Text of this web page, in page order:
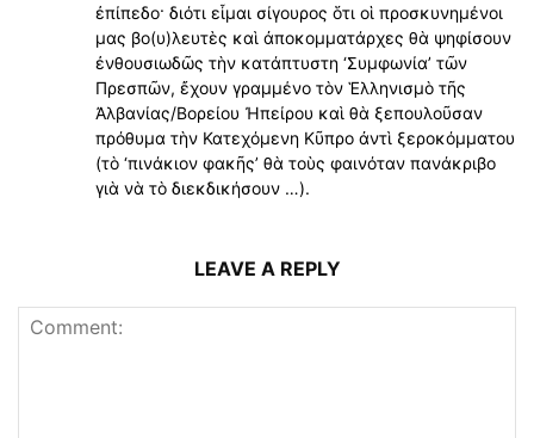
ἐπίπεδο· διότι εἶμαι σίγουρος ὅτι οἱ προσκυνημένοι
μας βο(υ)λευτὲς καὶ ἀποκομματάρχες θὰ ψηφίσουν
ἐνθουσιωδῶς τὴν κατάπτυστη ‘Συμφωνία’ τῶν
Πρεσπῶν, ἔχουν γραμμένο τὸν Ἑλληνισμὸ τῆς
Ἀλβανίας/Βορείου Ἠπείρου καὶ θὰ ξεπουλοῦσαν
πρόθυμα τὴν Κατεχόμενη Κῦπρο ἀντὶ ξεροκόμματου
(τὸ ‘πινάκιον φακῆς’ θὰ τοὺς φαινόταν πανάκριβο
γιὰ νὰ τὸ διεκδικήσουν …).
LEAVE A REPLY